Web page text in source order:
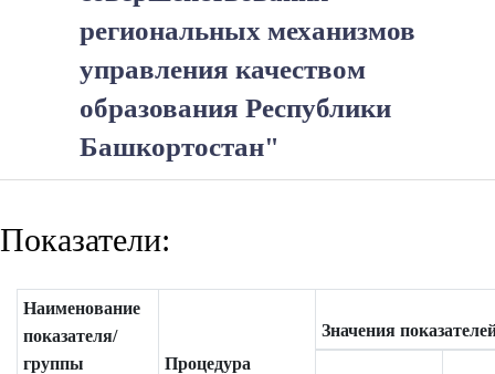
региональных механизмов
управления качеством
образования Республики
Башкортостан"
Показатели:
Наименование
показателя/
группы
Процедура
Значения